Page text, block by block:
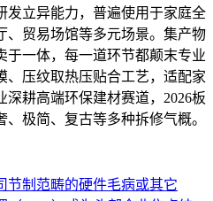
发立异能力，普遍使用于家庭全
、贸易场馆等多元场景。集产物
于一体，每一道环节都颠末专业
、压纹取热压贴合工艺，适配家
耕高端环保建材赛道，2026板
极简、复古等多种拆修气概。
节制范畴的硬件毛病或其它